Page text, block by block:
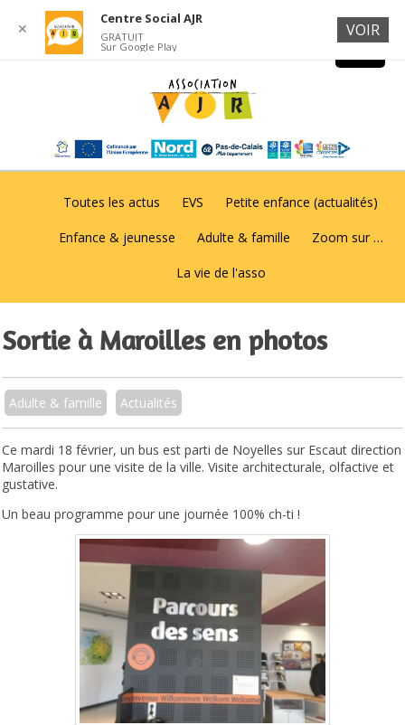
Toutes les actus EVS Petite enfance (actualités)
Enfance & jeunesse Adulte & famille Zoom sur …
La vie de l'asso
Sortie à Maroilles en photos
Adulte & famille Actualités
Ce mardi 18 février, un bus est parti de Noyelles sur Escaut direction
Maroilles pour une visite de la ville. Visite architecturale, olfactive et
gustative.
Un beau programme pour une journée 100% ch-ti !
✕
Centre Social AJR
GRATUIT
Sur Google Play
VOIR